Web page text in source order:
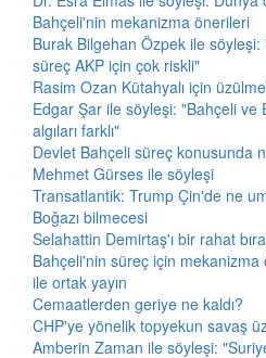
Bahçeli'nin mekanizma önerileri
Burak Bilgehan Özpek ile söyleşi:
süreç AKP için çok riskli"
Rasim Ozan Kütahyalı için
Edgar Şar ile söyleşi: "Bahçeli ve
algıları farklı"
Devlet Bahçeli süreç konusunda
Mehmet Gürses ile söyleşi
Transatlantik: Trump Çin'de ne
Boğazı bilmecesi
Selahattin Demirtaş'ı bir rahat
Bahçeli'nin süreç için
ile ortak yayın
Cemaatlerden geriye ne kaldı?
CHP'ye yönelik topyekun savaş
Amberin Zaman ile söyleşi: